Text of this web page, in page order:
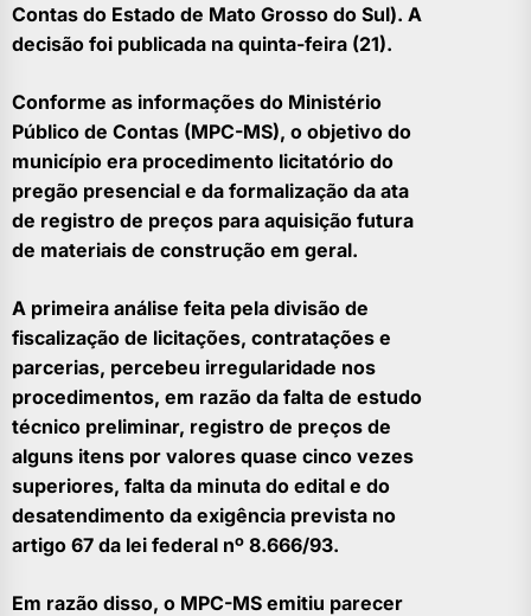
Contas do Estado de Mato Grosso do Sul). A
decisão foi publicada na quinta-feira (21).
Conforme as informações do Ministério
Público de Contas (MPC-MS), o objetivo do
município era procedimento licitatório do
pregão presencial e da formalização da ata
de registro de preços para aquisição futura
de materiais de construção em geral.
A primeira análise feita pela divisão de
fiscalização de licitações, contratações e
parcerias, percebeu irregularidade nos
procedimentos, em razão da falta de estudo
técnico preliminar, registro de preços de
alguns itens por valores quase cinco vezes
superiores, falta da minuta do edital e do
desatendimento da exigência prevista no
artigo 67 da lei federal nº 8.666/93.
Em razão disso, o MPC-MS emitiu parecer